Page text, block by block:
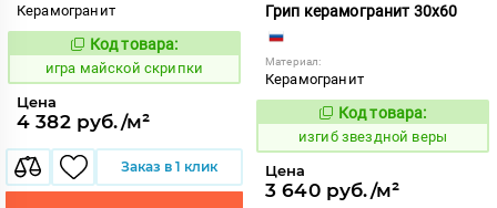
Керамогранит
553342
Код товара:
игра майской скрипки
Цена
4 382 руб./м²
Заказ в 1 клик
Грип керамогранит 30x60
Материал:
Керамогранит
566133
Код товара:
изгиб звездной веры
Цена
3 640 руб./м²